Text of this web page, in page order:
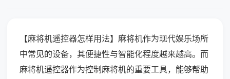
【麻将机遥控器怎样用法】麻将机作为现代娱乐场所
中常见的设备，其便捷性与智能化程度越来越高。而
麻将机遥控器作为控制麻将机的重要工具，能够帮助